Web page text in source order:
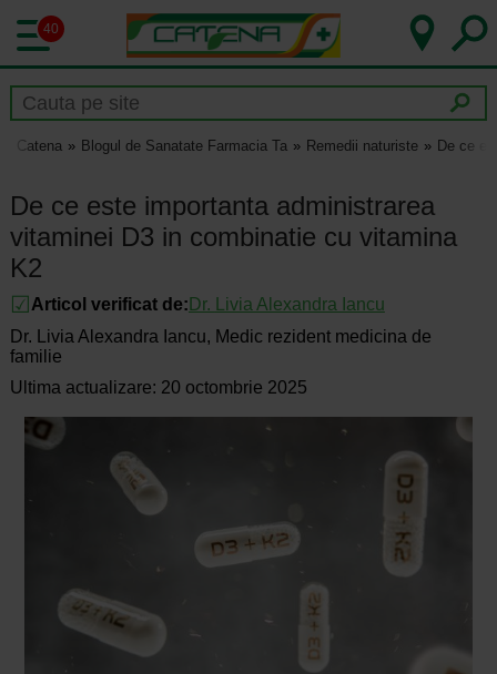
40
Catena Blogul de Sanatate Farmacia Ta Remedii naturiste De ce
De ce este importanta administrarea
vitaminei D3 in combinatie cu vitamina
K2
Articol verificat de: Dr.
Livia Alexandra Iancu
Dr. Livia Alexandra Iancu, Medic rezident medicina de
familie
Ultima actualizare: 20 octombrie 2025